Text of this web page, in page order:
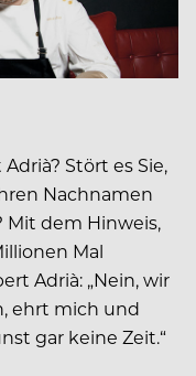
Stört es Sie,
Nachnamen
Mit dem Hinweis,
Mal
Adrià: „Nein, wir
ehrt mich und
gar keine Zeit.“